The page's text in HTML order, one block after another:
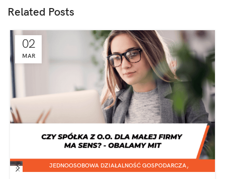
Related Posts
02
MAR
JEDNOOSOBOWA DZIAŁALNOŚĆ GOSPODARCZA,